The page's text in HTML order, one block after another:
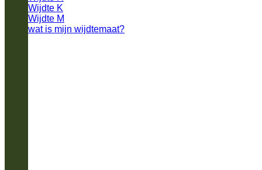
Wijdte K
Wijdte M
wat is mijn wijdtemaat?